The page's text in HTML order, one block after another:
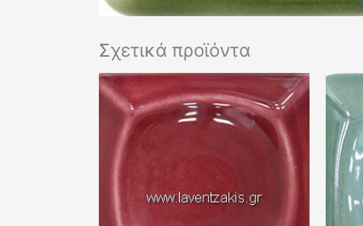
Σχετικά προϊόντα